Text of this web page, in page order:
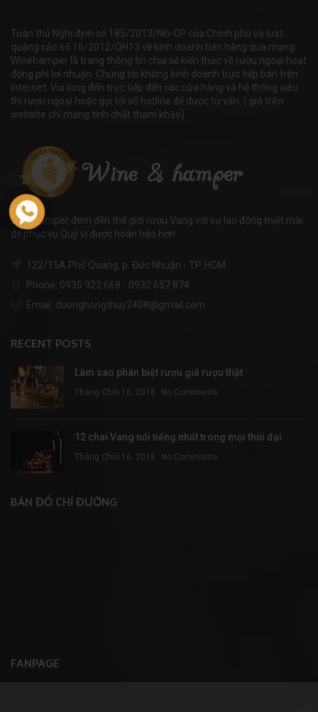
Tuân thủ Nghị định số 185/2013/NĐ-CP của Chính phủ và luật
quảng cáo số 16/2012/QH13 về kinh doanh bán hàng qua mạng.
Winehamper là trang thông tin chia sẻ kiến thức về rượu ngoại hoạt
động phi lơi nhuận. Chúng tôi không kinh doanh trực tiếp bán trên
internet. Vui lòng đến trực tiếp đến các cửa hàng và hệ thống siêu
thị rượu ngoại hoặc gọi tới số hotline để được tư vấn. ( giá trên
website chỉ mang tính chất tham khảo)
WineHamper đem đến thế giới rượu Vang với sự lao động miệt mài
để phục vụ Quý vị được hoàn hảo hơn
122/15A Phổ Quang, p. Đức Nhuận - TP. HCM
Phone: 0935 922 668 - 0932 657 874
Email: duonghongthuy2408@gmail.com
RECENT POSTS
Làm sao phân biệt rượu giả rượu thật
Tháng Chín 16, 2018 No Comments
12 chai Vang nổi tiếng nhất trong mọi thời đại
Tháng Chín 16, 2018 No Comments
BẢN ĐỒ CHỈ ĐƯỜNG
FANPAGE